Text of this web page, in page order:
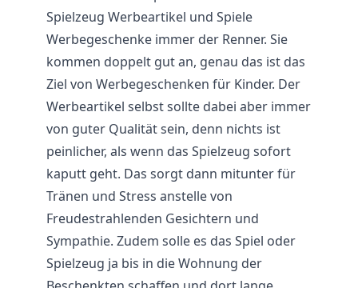
Spielzeug Werbeartikel und Spiele
Werbegeschenke immer der Renner. Sie
kommen doppelt gut an, genau das ist das
Ziel von Werbegeschenken für Kinder. Der
Werbeartikel selbst sollte dabei aber immer
von guter Qualität sein, denn nichts ist
peinlicher, als wenn das Spielzeug sofort
kaputt geht. Das sorgt dann mitunter für
Tränen und Stress anstelle von
Freudestrahlenden Gesichtern und
Sympathie. Zudem solle es das Spiel oder
Spielzeug ja bis in die Wohnung der